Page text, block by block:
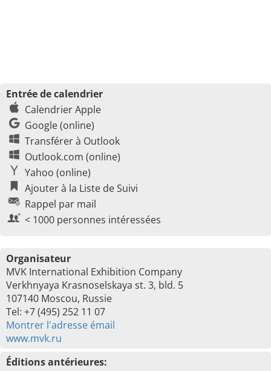
Entrée de calendrier
Calendrier Apple
Google (online)
Transférer à Outlook
Outlook.com (online)
Yahoo (online)
Ajouter à la Liste de Suivi
Rappel par mail
< 1000 personnes intéressées
Organisateur
MVK International Exhibition Company
Verkhnyaya Krasnoselskaya st. 3, bld. 5
107140 Moscou, Russie
Tel: +7 (495) 252 11 07
Montrer l'adresse émail
www.mvk.ru
Éditions antérieures: